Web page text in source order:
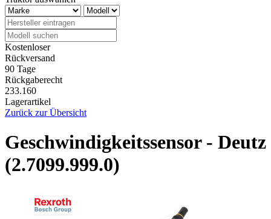
Kostenloser
Rückversand
90 Tage
Rückgaberecht
233.160
Lagerartikel
Zurück zur Übersicht
Geschwindigkeitssensor - Deutz
(2.7099.999.0)